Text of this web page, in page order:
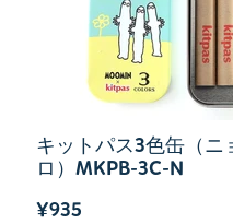
キットパス3色缶（ニ
ロ）MKPB-3C-N
¥935